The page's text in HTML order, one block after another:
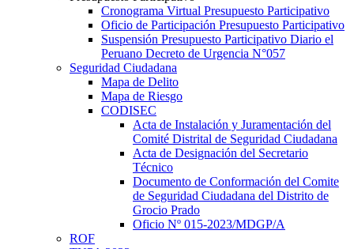
Cronograma Virtual Presupuesto Participativo
Oficio de Participación Presupuesto Participativo
Suspensión Presupuesto Participativo Diario el
Peruano Decreto de Urgencia N°057
Seguridad Ciudadana
Mapa de Delito
Mapa de Riesgo
CODISEC
Acta de Instalación y Juramentación del
Comité Distrital de Seguridad Ciudadana
Acta de Designación del Secretario
Técnico
Documento de Conformación del Comite
de Seguridad Ciudadana del Distrito de
Grocio Prado
Oficio Nº 015-2023/MDGP/A
ROF